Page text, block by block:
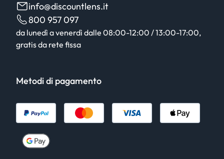
info@discountlens.it
800 957 097
da lunedì a venerdì dalle 08:00-12:00 / 13:00-17:00,
gratis da rete fissa
Metodi di pagamento